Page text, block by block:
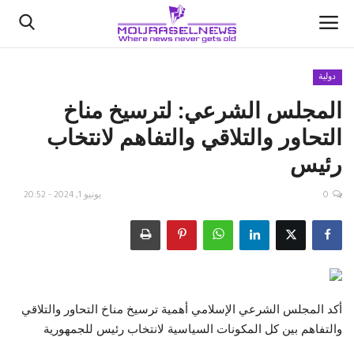
الأخبار
كتّابنا
السعودية
اقتصاد
علوم وتكنولوجيا
رياضة
دولية
المجلس الشرعي: لترسيخ مناخ
التحاور والتلاقي والتفاهم لانتخاب
رئيس
يونيو 1, 2024 - 20:52 0
أكد المجلس الشرعي الإسلامي أهمية ترسيخ مناخ التحاور والتلاقي
والتفاهم بين كل المكونات السياسية لانتخاب رئيس للجمهورية